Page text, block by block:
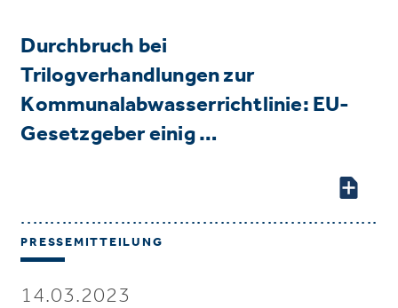
Durchbruch bei
Trilogverhandlungen zur
Kommunalabwasserrichtlinie: EU-
Gesetzgeber einig …
PRESSEMITTEILUNG
14.03.2023